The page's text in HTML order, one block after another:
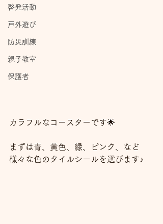
啓発活動
戸外遊び
防災訓練
親子教室
保護者
カラフルなコースターです🌟
まずは青、黄色、緑、ピンク、など
様々な色のタイルシールを選びます♪